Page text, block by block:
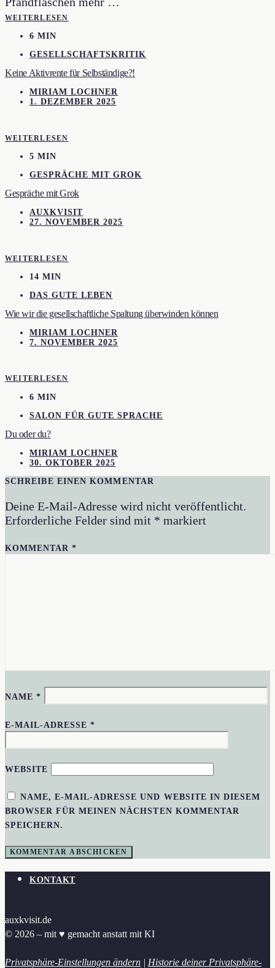
WEITERLESEN
6 MIN
GESELLSCHAFTSKRITIK
Keine Aktivrente für Selbständige?!
MIRIAM LOCHNER
1. DEZEMBER 2025
WEITERLESEN
5 MIN
GESPRÄCHE MIT GROK
Gespräche mit Grok
AUXKVISIT
27. NOVEMBER 2025
WEITERLESEN
14 MIN
DAS GUTE LEBEN
Wie wir die gesellschaftliche Spaltung überwinden können
MIRIAM LOCHNER
7. NOVEMBER 2025
WEITERLESEN
6 MIN
SALON FÜR GUTE SPRACHE
Du oder du?
MIRIAM LOCHNER
30. OKTOBER 2025
SCHREIBE EINEN KOMMENTAR
Deine E-Mail-Adresse wird nicht veröffentlicht.
Erforderliche Felder sind mit * markiert
KOMMENTAR*
NAME*
E-MAIL-ADRESSE*
WEBSITE
NAME, E-MAIL-ADRESSE UND WEBSITE IN DIESEM
BROWSER FÜR MEINEN NÄCHSTEN KOMMENTAR
SPEICHERN.
KONTAKT
auxkvisit.de
© 2026 – mit ♥︎ gemacht anstatt mit KI
Privatsphäre-Einstellungen ändern | Historie deiner Privatsphäre-